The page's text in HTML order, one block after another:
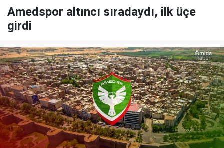
Amedspor altıncı sıradaydı, ilk üçe
girdi